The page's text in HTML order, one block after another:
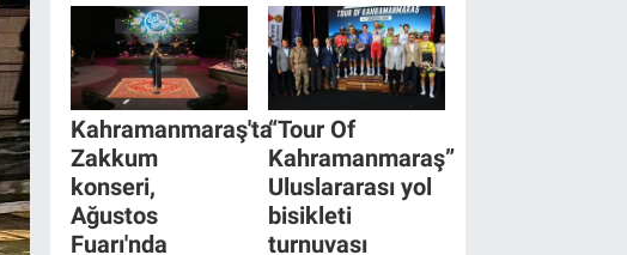
Kahramanmaraş'ta
Zakkum
konseri,
Ağustos
Fuarı'nda
“Tour Of
Kahramanmaraş”
Uluslararası yol
bisikleti
turnuvası